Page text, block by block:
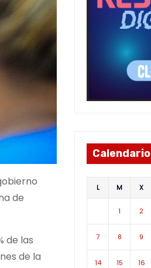
de
de las
de la
Calendario
L M X
1 2
7 8 9
14 15 16